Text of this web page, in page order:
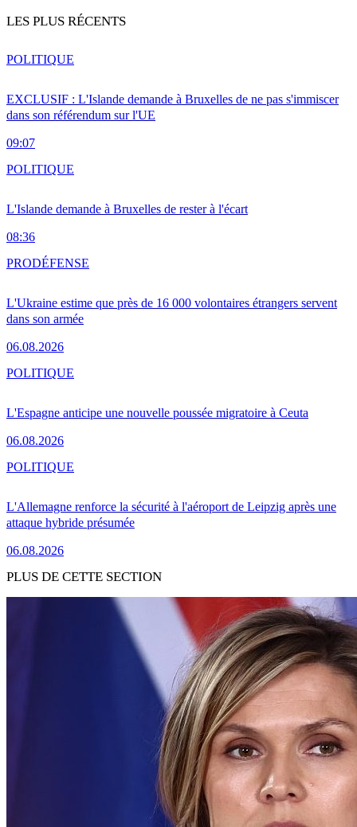
LES PLUS RÉCENTS
EXCLUSIF : L'Islande demande à Bruxelles de ne pas s'immiscer
dans son référendum sur l'UE
09:07
POLITIQUE
L'Islande demande à Bruxelles de rester à l'écart
08:36
POLITIQUE
L'Ukraine estime que près de 16 000 volontaires étrangers servent
dans son armée
06.08.2026
PRODÉFENSE
L'Espagne anticipe une nouvelle poussée migratoire à Ceuta
06.08.2026
POLITIQUE
L'Allemagne renforce la sécurité à l'aéroport de Leipzig après une
attaque hybride présumée
06.08.2026
POLITIQUE
PLUS DE CETTE SECTION